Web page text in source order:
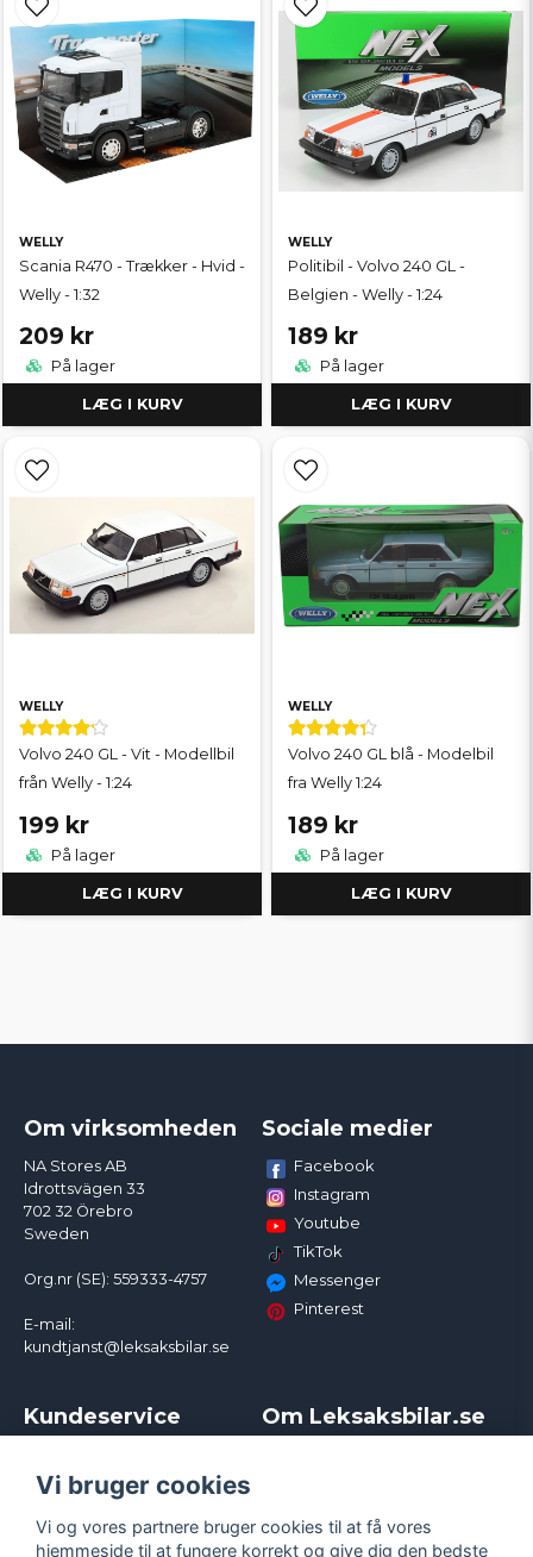
WELLY
Scania R470 - Trækker - Hvid -
Welly - 1:32
209 kr
På lager
LÆG I KURV
WELLY
Politibil - Volvo 240 GL -
Belgien - Welly - 1:24
189 kr
På lager
LÆG I KURV
WELLY
Volvo 240 GL - Vit - Modellbil
från Welly - 1:24
199 kr
På lager
LÆG I KURV
WELLY
Volvo 240 GL blå - Modelbil
fra Welly 1:24
189 kr
På lager
LÆG I KURV
Om virksomheden
NA Stores AB
Idrottsvägen 33
702 32 Örebro
Sweden
Org.nr (SE): 559333-4757
E-mail:
kundtjanst@leksaksbilar.se
Sociale medier
Facebook
Instagram
Youtube
TikTok
Messenger
Pinterest
Kundeservice
Kampagner og rabatter
Reklamation
Policy chase cars
Om Leksaksbilar.se
Handelsbetingelser
Vi bruger cookies
Vi og vores partnere bruger cookies til at få vores
hjemmeside til at fungere korrekt og give dig den bedste